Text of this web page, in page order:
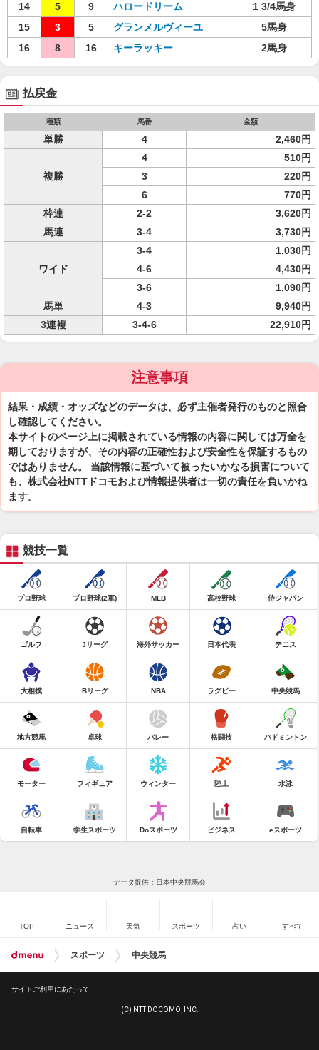
14
5 9 ハロードリーム
1 3/4馬身
15
3 5 グランメルヴィーユ
5馬身
16
8 16 キーラッキー 2馬身
払戻金
種類 馬番 金額
単勝 4 2,460円
複勝
4
510円
3
220円
6
770円
枠連
2-2
3,620円
馬連
3-4 3,730円
ワイド
3-4
1,030円
4-6
4,430円
3-6
1,090円
馬単
4-3
9,940円
3連複
3-4-6 22,910円
注意事項
結果・成績・オッズなどのデータは、必ず主催者発行のものと照合
し確認してください。
本サイトのページ上に掲載されている情報の内容に関しては万全を
期しておりますが、その内容の正確性および安全性を保証するもの
ではありません。 当該情報に基づいて被ったいかなる損害について
も、株式会社NTTドコモおよび情報提供者は一切の責任を負いかね
ます。
競技一覧
プロ野球 プロ野球(2軍) MLB 高校野球 侍ジャパン
ゴルフ Jリーグ 海外サッカー 日本代表 テニス
大相撲 Bリーグ NBA ラグビー 中央競馬
地方競馬 卓球 バレー 格闘技 バドミントン
モーター フィギュア ウィンター 陸上 水泳
自転車 学生スポーツ Doスポーツ ビジネス eスポーツ
データ提供：日本中央競馬会
TOP ニュース 天気 スポーツ 占い すべて
スポーツ 中央競馬
サイトご利用にあたって
(C) NTT DOCOMO, INC.